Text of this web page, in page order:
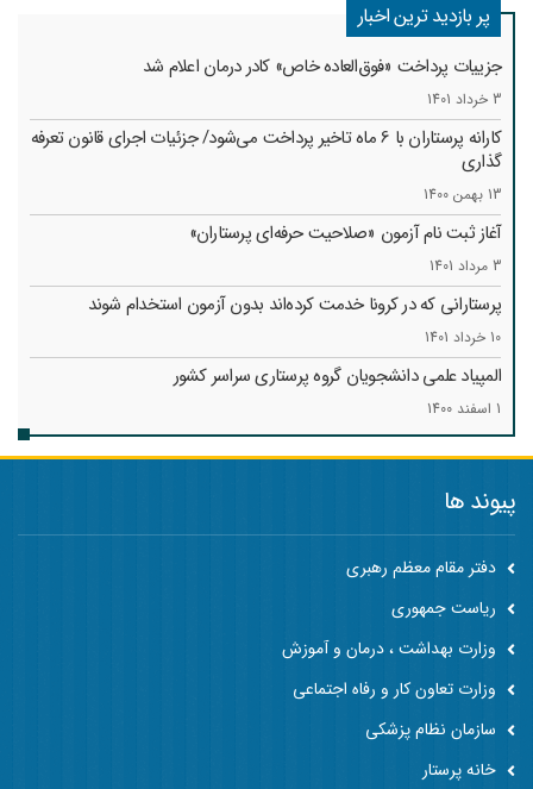
پر بازدید ترین اخبار
جزییات پرداخت «فوق‌العاده خاص» کادر درمان اعلام شد
3 خرداد 1401
کارانه‌ پرستاران با 6 ماه تاخیر پرداخت می‌شود/ جزئیات اجرای قانون تعرفه
گذاری
13 بهمن 1400
آغاز ثبت نام آزمون «صلاحیت حرفه‌ای پرستاران»
3 مرداد 1401
پرستارانی که در کرونا خدمت کرد‌ه‌اند بدون آزمون استخدام شوند
10 خرداد 1401
المپیاد علمی دانشجویان گروه پرستاری سراسر کشور
1 اسفند 1400
پیوند ها
دفتر مقام معظم رهبری
ریاست جمهوری
وزارت بهداشت ، درمان و آموزش
وزارت تعاون کار و رفاه اجتماعی
سازمان نظام پزشکی
خانه پرستار